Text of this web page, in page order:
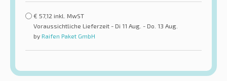
€ 57,12 inkl. MwST
Voraussichtliche Lieferzeit - Di 11 Aug. - Do. 13 Aug.
by Raifen Paket GmbH